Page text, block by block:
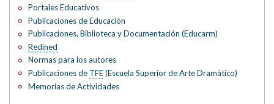
Portales Educativos
Publicaciones de Educación
Publicaciones, Biblioteca y Documentación (Educarm)
Redined
Normas para los autores
Publicaciones de TFE(Escuela Superior de Arte Dramático)
Memorias de Actividades